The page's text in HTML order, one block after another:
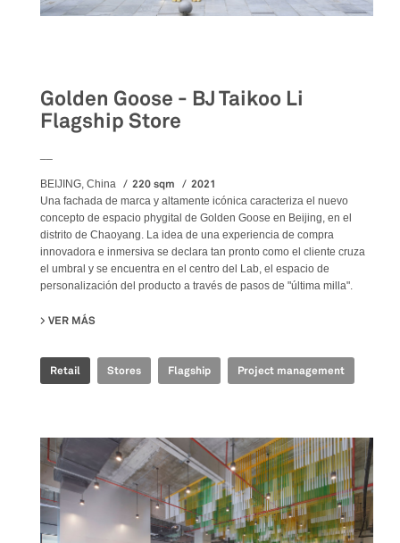
Golden Goose - BJ Taikoo Li
Flagship Store
BEIJING, China 220 sqm 2021
Una fachada de marca y altamente icónica caracteriza el nuevo
concepto de espacio phygital de Golden Goose en Beijing, en el
distrito de Chaoyang. La idea de una experiencia de compra
innovadora e inmersiva se declara tan pronto como el cliente cruza
el umbral y se encuentra en el centro del Lab, el espacio de
personalización del producto a través de pasos de "última milla".
VER MÁS
Retail Stores Flagship Project management